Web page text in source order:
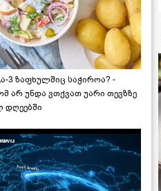
3 ზაფხულშიც საჭიროა? -
არ უნდა ვთქვათ უარი თევზზე
დღეებში